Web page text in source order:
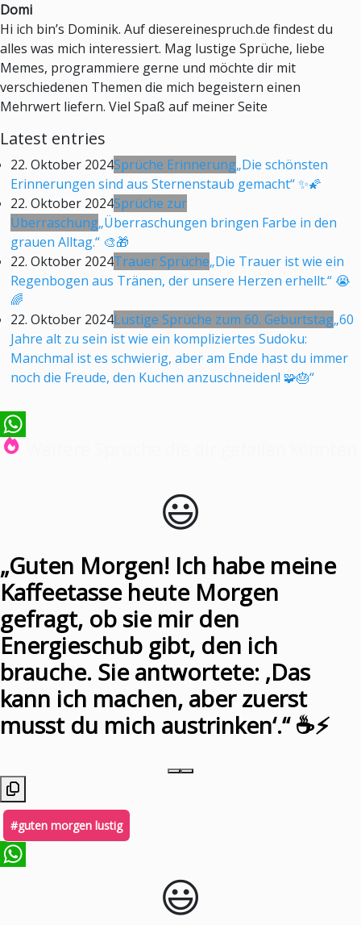
Domi
Hi ich bin’s Dominik. Auf diesereinespruch.de findest du
alles was mich interessiert. Mag lustige Sprüche, liebe
Memes, programmiere gerne und möchte dir mit
verschiedenen Themen die mich begeistern einen
Mehrwert liefern. Viel Spaß auf meiner Seite
Latest entries
22. Oktober 2024Sprüche Erinnerung„Die schönsten
Erinnerungen sind aus Sternenstaub gemacht“ ✨🌠
22. Oktober 2024Sprüche zur
Überraschung„Überraschungen bringen Farbe in den
grauen Alltag.“ 🎨🎁
22. Oktober 2024Trauer Sprüche„Die Trauer ist wie ein
Regenbogen aus Tränen, der unsere Herzen erhellt.“ 😭
🌈
22. Oktober 2024Lustige Sprüche zum 60. Geburtstag„60
Jahre alt zu sein ist wie ein kompliziertes Sudoku:
Manchmal ist es schwierig, aber am Ende hast du immer
noch die Freude, den Kuchen anzuschneiden! 🧩🎂“
WhatsApp
Weitere Sprüche die dir gefallen könnten
😃️
„Guten Morgen! Ich habe meine
Kaffeetasse heute Morgen
gefragt, ob sie mir den
Energieschub gibt, den ich
brauche. Sie antwortete: ‚Das
kann ich machen, aber zuerst
musst du mich austrinken‘.“ ☕️⚡️
#guten morgen lustig
😃️